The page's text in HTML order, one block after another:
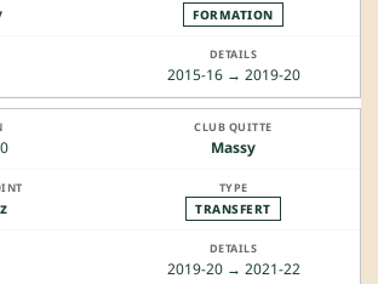
FORMATION
2015-16 → 2019-20
Massy
TRANSFERT
2019-20 → 2021-22